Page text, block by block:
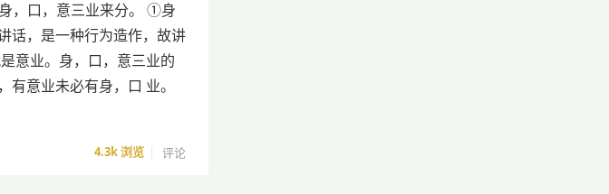
，口，意三业来分。 ①身
话，是一种行为造作，故讲
意业。身，口，意三业的
意业未必有身，口 业。
4.3k浏览 评论